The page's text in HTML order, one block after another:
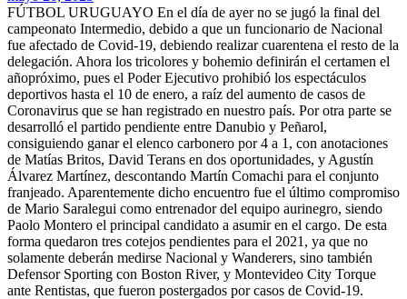
FÚTBOL URUGUAYO En el día de ayer no se jugó la final del
campeonato Intermedio, debido a que un funcionario de Nacional
fue afectado de Covid-19, debiendo realizar cuarentena el resto de la
delegación. Ahora los tricolores y bohemio definirán el certamen el
añopróximo, pues el Poder Ejecutivo prohibió los espectáculos
deportivos hasta el 10 de enero, a raíz del aumento de casos de
Coronavirus que se han registrado en nuestro país. Por otra parte se
desarrolló el partido pendiente entre Danubio y Peñarol,
consiguiendo ganar el elenco carbonero por 4 a 1, con anotaciones
de Matías Britos, David Terans en dos oportunidades, y Agustín
Álvarez Martínez, descontando Martín Comachi para el conjunto
franjeado. Aparentemente dicho encuentro fue el último compromiso
de Mario Saralegui como entrenador del equipo aurinegro, siendo
Paolo Montero el principal candidato a asumir en el cargo. De esta
forma quedaron tres cotejos pendientes para el 2021, ya que no
solamente deberán medirse Nacional y Wanderers, sino también
Defensor Sporting con Boston River, y Montevideo City Torque
ante Rentistas, que fueron postergados por casos de Covid-19.